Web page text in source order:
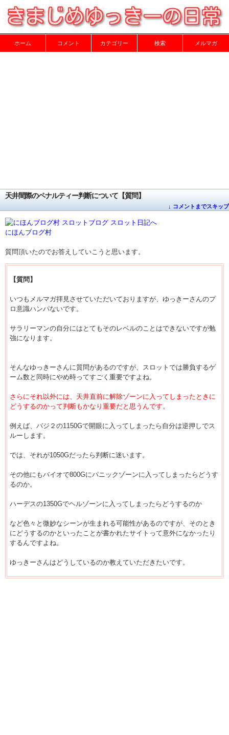
ホーム コメント カテゴリー 検索 メルマガ
天井間際のペナルティー判断について【質問】
↓ コメントまでスキップ
にほんブログ村
質問頂いたのでお答えしていこうと思います。
【質問】
いつもメルマガ拝見させていただいておりますが、ゆっきーさんのプ
ロ意識ハンパないです。
サラリーマンの自分にはとてもそのレベルのことはできないですが勉
強になります。
そんなゆっきーさんに質問があるのですが、スロットでは勝負するゲ
ーム数と同時にやめ時ってすごく重要ですよね。
さらにそれ以外には、天井直前に解除ゾーンに入ってしまったときに
どうするのかって判断もかなり重要だと思うんです。
例えば、バジ２の1150Gで開眼に入ってしまったら自分は逆押しでス
ルーします。
では、それが1050Gだったら判断に迷います。
その他にもバイオで800Gにパニックゾーンに入ってしまったらどうす
るのか。
ハーデスの1350Gでヘルゾーンに入ってしまったらどうするのか
など色々と微妙なシーンが生まれる可能性があるのですが、そのとき
にどうするのかといったことが書かれたサイトって意外になかったり
するんですよね。
ゆっきーさんはどうしているのか教えていただきたいです。